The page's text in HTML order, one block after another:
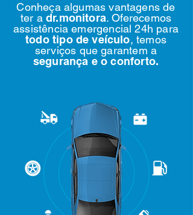
Conheça algumas vantagens de
ter a dr.monitora. Oferecemos
assistência emergencial 24h para
todo tipo de veículo, temos
serviços que garantem a
segurança e o conforto.